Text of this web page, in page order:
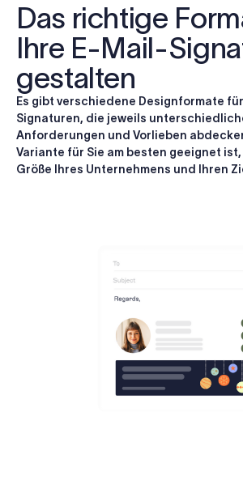
Das richtige
Ihre E-Mail-
gestalten
Es gibt verschiedene Designformate
Signaturen, die jeweils
Anforderungen und Vorlieben
Variante für Sie am besten geeignet
Größe Ihres Unternehmens und Ihren